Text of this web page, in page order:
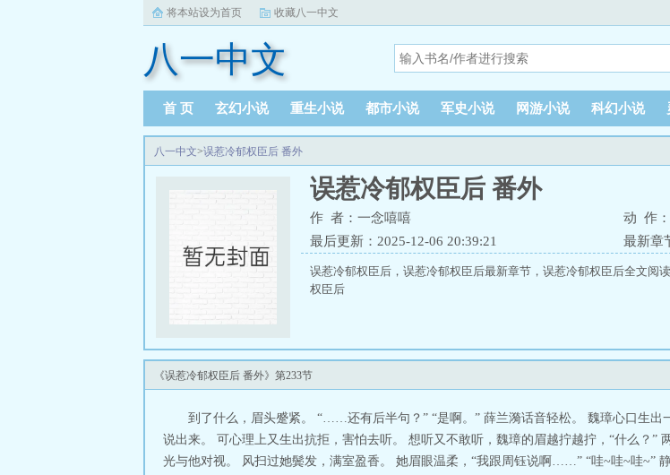
将本站设为首页 收藏八一中文
八一中文
首 页 玄幻小说 重生小说 都市小说 军史小说 网游小说 科幻小说
八一中文>误惹冷郁权臣后 番外
误惹冷郁权臣后 番外
作 者：一念嘻嘻 动 作：
最后更新：2025-12-06 20:39:21
最新章
误惹冷郁权臣后，误惹冷郁权臣后最新章节，误惹冷郁权臣后全文阅
权臣后
《误惹冷郁权臣后 番外》第233节
到了什么，眉头蹙紧。 “……还有后半句？” “是啊。” 薛兰漪话音轻松。 魏璋心口生
说出来。 可心理上又生出抗拒，害怕去听。 想听又不敢听，魏璋的眉越拧越拧，“什么？”
光与他对视。 风扫过她鬓发，满室盈香。 她眉眼温柔，“我跟周钰说啊……” “哇~哇~哇~”